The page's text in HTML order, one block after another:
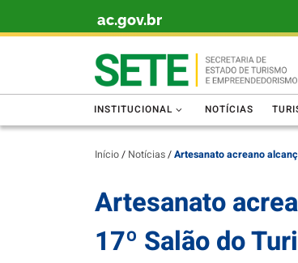
ac.gov.br
INSTITUCIONAL NOTÍCIAS
Início/ Notícias/Artesanato acreano
Artesanato
17º Salão do